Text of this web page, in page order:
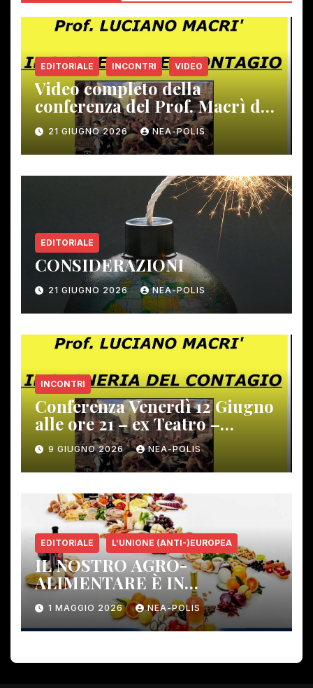
EDITORIALE INCONTRI VIDEO
Video completo della
conferenza del Prof. Macrì del
12 giugno scorso
21 GIUGNO 2026 NEA-POLIS
EDITORIALE
CONSIDERAZIONI
21 GIUGNO 2026 NEA-POLIS
INCONTRI
Conferenza Venerdì 12 Giugno
alle ore 21 – ex Teatro –
Gambassi Terme –
9 GIUGNO 2026 NEA-POLIS
EDITORIALE L'UNIONE (ANTI-)EUROPEA
IL NOSTRO AGRO-
ALIMENTARE È IN
PERICOLO!
1 MAGGIO 2026 NEA-POLIS